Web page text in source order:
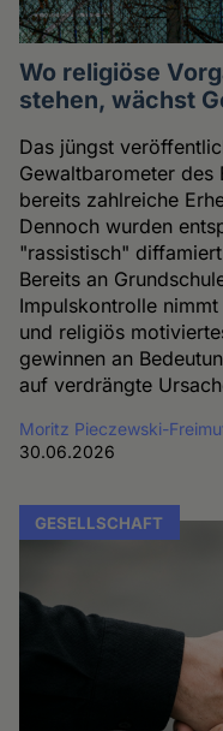
Wo religiöse
stehen, wächst
Das jüngst
Gewaltbarometer des
bereits zahlreiche
Dennoch wurden
"rassistisch"
Bereits an
Impulskontrolle
und religiös
gewinnen an
auf verdrängte
Moritz Pieczewski-
30.06.2026
GESELLSCHAFT